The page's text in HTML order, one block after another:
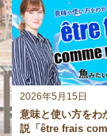
2026年5月15日
意味と使い方をわ
説「être frais